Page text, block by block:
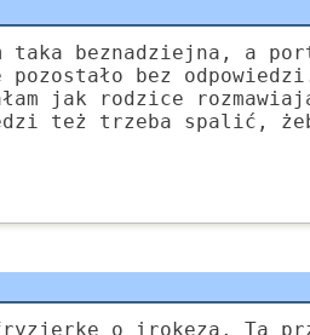
taka beznadziejna, a
bez
jak rodzice
też trzeba spalić,
o irokeza. Ta